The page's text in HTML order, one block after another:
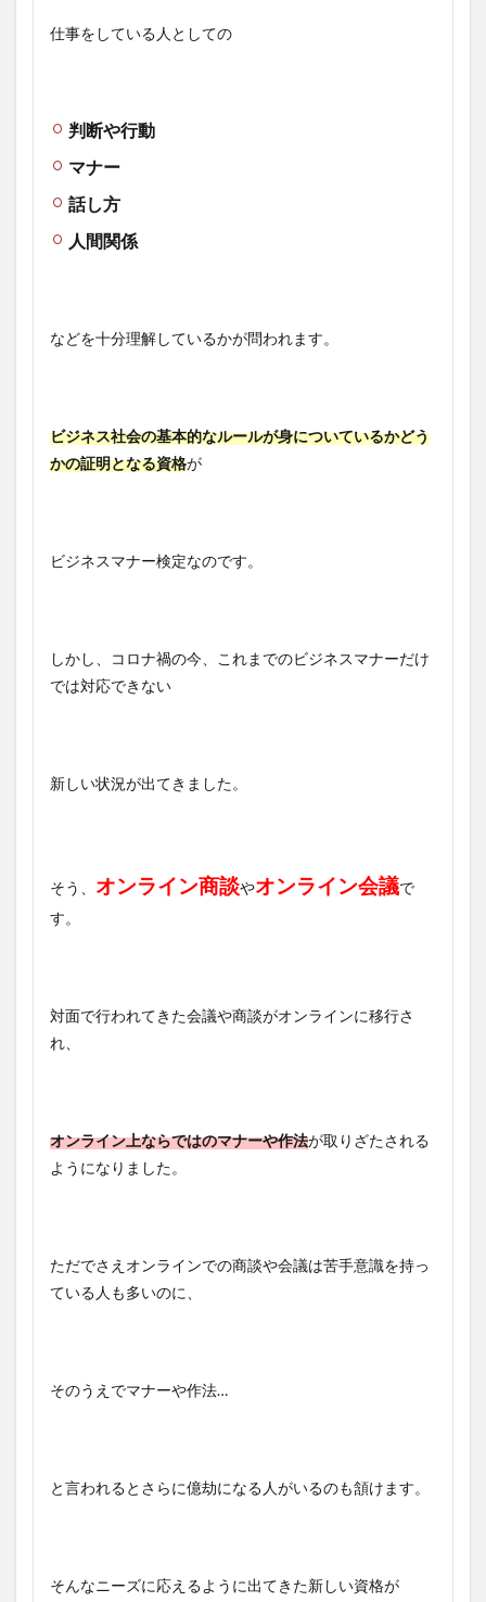
仕事をしている人としての
判断や行動
マナー
話し方
人間関係
などを十分理解しているかが問われます。
ビジネス社会の基本的なルールが身についているかどう
かの証明となる資格が
ビジネスマナー検定なのです。
しかし、コロナ禍の今、これまでのビジネスマナーだけ
では対応できない
新しい状況が出てきました。
そう、 オンライン商談やオンライン会議で
す。
対面で行われてきた会議や商談がオンラインに移行さ
れ、
オンライン上ならではのマナーや作法が取りざたされる
ようになりました。
ただでさえオンラインでの商談や会議は苦手意識を持っ
ている人も多いのに、
そのうえでマナーや作法…
と言われるとさらに億劫になる人がいるのも頷けます。
そんなニーズに応えるように出てきた新しい資格が